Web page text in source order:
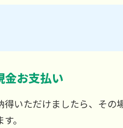
金お支払い
得いただけましたら、その
。